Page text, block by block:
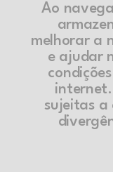
Ao
melhorar a
e ajudar
sujeitas a